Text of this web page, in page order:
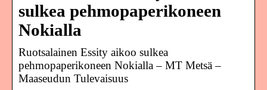
sulkea pehmopaperikoneen
Nokialla
Ruotsalainen Essity aikoo sulkea
pehmopaperikoneen Nokialla – MT Metsä –
Maaseudun Tulevaisuus